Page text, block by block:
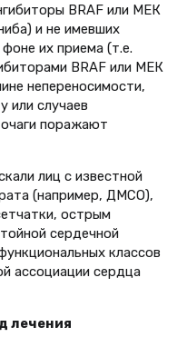
BRAF или МЕК
и не имевших
их приема (т.е.
BRAF или МЕК
непереносимости,
или случаев
поражают
лиц с известной
(например, ДМСО),
острым
сердечной
классов
ассоциации сердца
лечения